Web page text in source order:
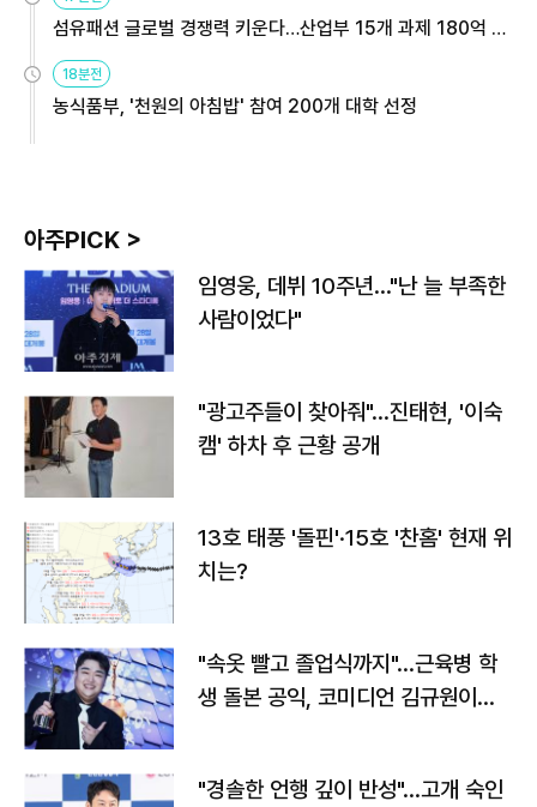
섬유패션 글로벌 경쟁력 키운다…산업부 15개 과제 180억 지
원
18분전
농식품부, '천원의 아침밥' 참여 200개 대학 선정
아주PICK >
임영웅, 데뷔 10주년…"난 늘 부족한
사람이었다"
"광고주들이 찾아줘"…진태현, '이숙
캠' 하차 후 근황 공개
13호 태풍 '돌핀'·15호 '찬홈' 현재 위
치는?
"속옷 빨고 졸업식까지"…근육병 학
생 돌본 공익, 코미디언 김규원이었
"경솔한 언행 깊이 반성"…고개 숙인